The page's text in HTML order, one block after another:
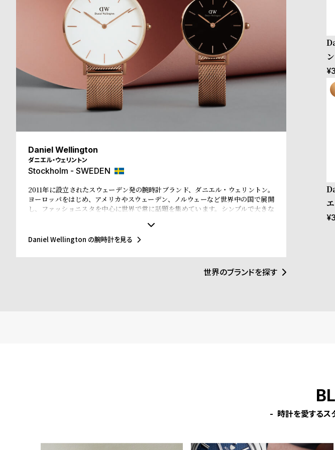
Daniel Wellington
ダニエル・ウェリントン
Stockholm - SWEDEN
2011年に設立されたスウェーデン発の腕時計ブランド、ダニエル・ウェリントン。
ヨーロッパをはじめ、アメリカやスウェーデン、ノルウェーなど世界中の国で展開
し、ファッショニスタを中心に世界で常に話題を集めています。シンプルで大きな
O タイプベルトというトレンドスタイルを築き、ファッションウォッチ界に革命を
もたらしました。スウェーデンにおけるシンプルでタイムレスなデザインとイギリ
スの伝統的で紳士的なスタイルの融合が、高級感を演出し、ミニマリズムが時代を
超えて愛されるデザインであることを証明しています。
Daniel Wellington の腕時計を見る
世界のブランドを探す
¥
¥
時計を愛するス